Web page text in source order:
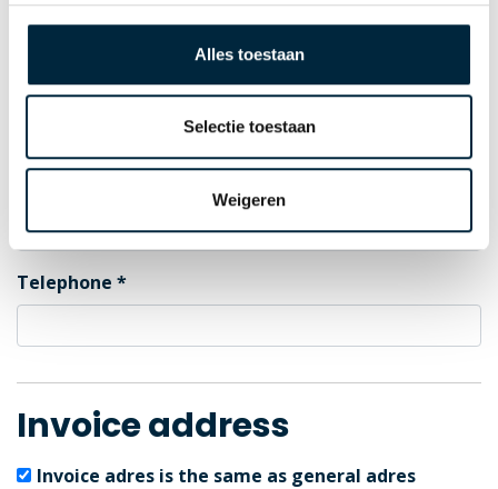
Alles toestaan
Selectie toestaan
Weigeren
Country
Telephone
Invoice address
Invoice adres is the same as general adres